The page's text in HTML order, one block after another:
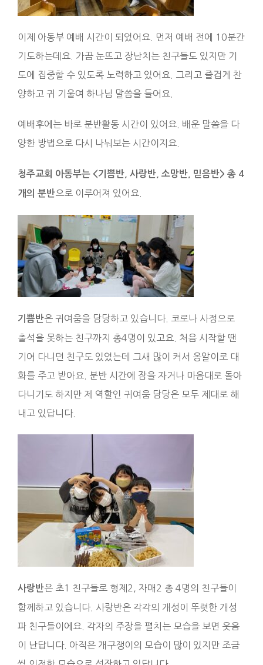
이제 아동부 예배 시간이 되었어요. 먼저 예배 전에 10분간
기도하는데요. 가끔 눈뜨고 장난치는 친구들도 있지만 기
도에 집중할 수 있도록 노력하고 있어요. 그리고 즐겁게 찬
양하고 귀 기울여 하나님 말씀을 들어요.
예배후에는 바로 분반활동 시간이 있어요. 배운 말씀을 다
양한 방법으로 다시 나눠보는 시간이지요.
청주교회 아동부는 <기쁨반, 사랑반, 소망반, 믿음반> 총 4
개의 분반으로 이루어져 있어요.
기쁨반은 귀여움을 담당하고 있습니다. 코로나 사정으로
출석을 못하는 친구까지 총4명이 있고요. 처음 시작할 땐
기어 다니던 친구도 있었는데 그새 많이 커서 옹알이로 대
화를 주고 받아요. 분반 시간에 잠을 자거나 마음대로 돌아
다니기도 하지만 제 역할인 귀여움 담당은 모두 제대로 해
내고 있답니다.
사랑반은 초1 친구들로 형제2, 자매2 총 4명의 친구들이
함께하고 있습니다. 사랑반은 각각의 개성이 뚜렷한 개성
파 친구들이에요. 각자의 주장을 펼치는 모습을 보면 웃음
이 난답니다. 아직은 개구쟁이의 모습이 많이 있지만 조금